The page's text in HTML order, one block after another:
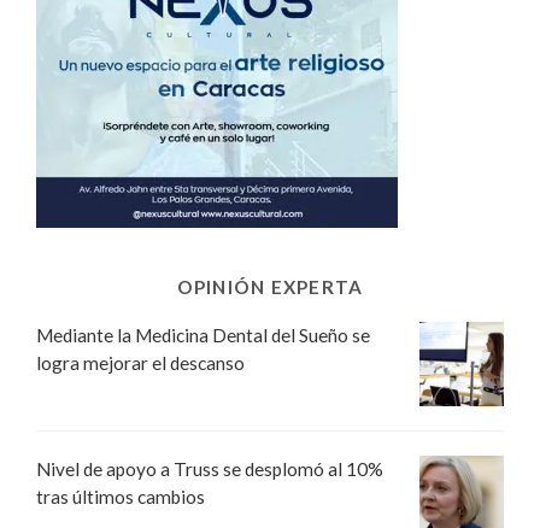
OPINIÓN EXPERTA
Mediante la Medicina Dental del Sueño se
logra mejorar el descanso
Nivel de apoyo a Truss se desplomó al 10%
tras últimos cambios